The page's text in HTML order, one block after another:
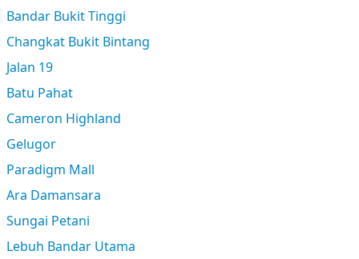
Bandar Bukit Tinggi
Changkat Bukit Bintang
Jalan 19
Batu Pahat
Cameron Highland
Gelugor
Paradigm Mall
Ara Damansara
Sungai Petani
Lebuh Bandar Utama